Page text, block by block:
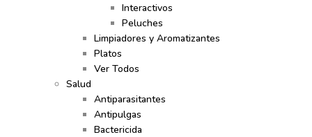
Interactivos
Peluches
Limpiadores y Aromatizantes
Platos
Ver Todos
Salud
Antiparasitantes
Antipulgas
Bactericida